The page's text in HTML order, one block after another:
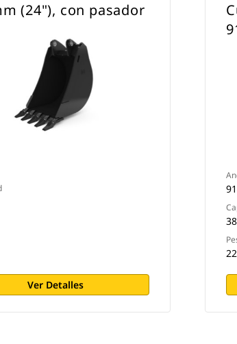
(24"), con pasador
Ver Detalles